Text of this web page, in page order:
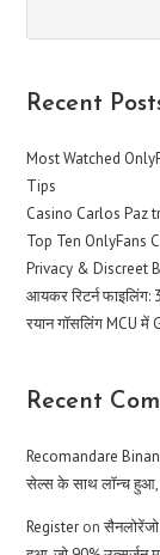
Recent
Most Watched
Tips
Casino Carlos Paz
Top Ten OnlyFans
Privacy & Discreet
आयकर रिटर्न फाइलिंग:
रयान गॉसलिंग MCU में
Recent
Recomandare
सेल्स के साथ लॉन्च हुआ,
Register on